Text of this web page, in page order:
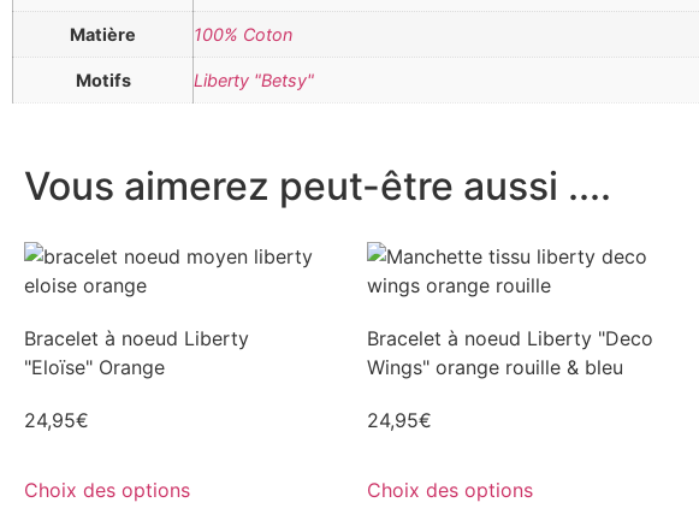
Matière 100% Coton
Motifs Liberty "Betsy"
Vous aimerez peut-être aussi ....
Bracelet à noeud Liberty
"Eloïse" Orange
24,95€
Choix des options
Bracelet à noeud Liberty "Deco
Wings" orange rouille & bleu
24,95€
Choix des options